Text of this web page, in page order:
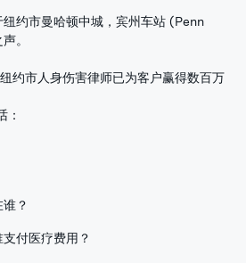
约市曼哈顿中城，宾州车站 (Penn
。
约市人身伤害律师已为客户赢得数百万
：
？
付医疗费用？